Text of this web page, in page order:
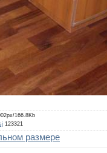
166.8Kb
123321
размере